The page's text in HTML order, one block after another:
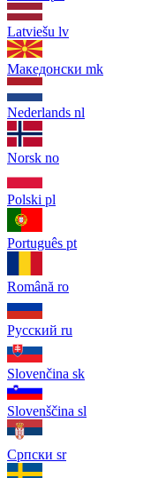
Latviešu lv
Македонски mk
Nederlands nl
Norsk no
Polski pl
Português pt
Română ro
Русский ru
Slovenčina sk
Slovenščina sl
Српски sr